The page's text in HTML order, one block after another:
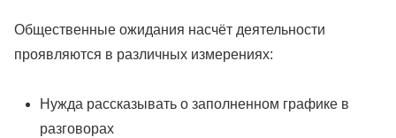
Общественные ожидания насчёт деятельности
проявляются в различных измерениях:
Нужда рассказывать о заполненном графике в
разговорах